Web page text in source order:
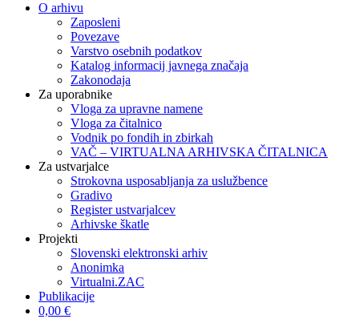
O arhivu
Zaposleni
Povezave
Varstvo osebnih podatkov
Katalog informacij javnega značaja
Zakonodaja
Za uporabnike
Vloga za upravne namene
Vloga za čitalnico
Vodnik po fondih in zbirkah
VAČ – VIRTUALNA ARHIVSKA ČITALNICA
Za ustvarjalce
Strokovna usposabljanja za uslužbence
Gradivo
Register ustvarjalcev
Arhivske škatle
Projekti
Slovenski elektronski arhiv
Anonimka
Virtualni.ZAC
Publikacije
0,00 €